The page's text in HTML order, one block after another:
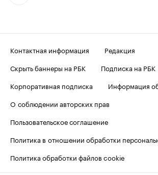
Контактная информация
Редакция
Скрыть баннеры на РБК
Подписка на РБК
Корпоративная подписка
Информация
О соблюдении авторских прав
Пользовательское соглашение
Политика в отношении обработки
Политика обработки файлов cookie